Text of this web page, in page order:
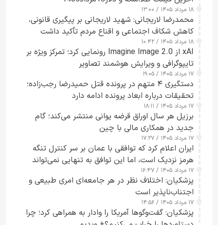
۱۸ مرداد ۱۴۰۵ / ۱۳:۰۰
محمدرضا لاریجانی: شهید لاریجانی بر پیگیری قانونی،
کاهش شکاف اجتماعی و اقناع مردم تأکید داشت
۱۸ مرداد ۱۴۰۵ / ۱۰:۴۲
xAI از Imagine Image 2.0 رونمایی کرد؛ تمرکز ویژه بر
تایپوگرافی و ویرایش هوشمند تصاویر
۱۷ مرداد ۱۴۰۵ / ۱۹:۰۵
دستگیری ۴ متهم در پرونده قتل حمیدرضا رجب‌زاده؛
تحقیقات درباره ابعاد پرونده ادامه دارد
۱۷ مرداد ۱۴۰۵ / ۱۸:۱۱
برزیل هر سال اوراق قرضه یوانی منتشر می‌کند؛ گام
جدید در همکاری مالی با چین
۱۷ مرداد ۱۴۰۵ / ۱۷:۲۷
ایران اعلام کرد که توافقی با عمان بر سر کنترل تنگه
هرمز نزدیک است، اما این توافق به تنهایی نمی‌تواند
آبراه را آزاد کند
۱۷ مرداد ۱۴۰۵ / ۱۶:۴۷
پزشکیان: اختلاف نظر در هر جامعه‌ای امری طبیعی و
اجتناب‌ناپذیر است
۱۷ مرداد ۱۴۰۵ / ۱۴:۵۶
پزشکیان: گفت‌وگوها آمریکا را وادار به همراهی کرد؛ چرا